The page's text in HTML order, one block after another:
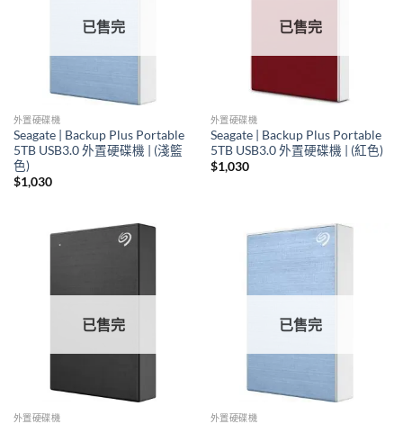
已售完
外置硬碟機
Seagate | Backup Plus Portable
5TB USB3.0 外置硬碟機 | (淺籃
色)
$1,030
已售完
外置硬碟機
Seagate | Backup Plus Portable
5TB USB3.0 外置硬碟機 | (紅色)
$1,030
已售完
外置硬碟機
已售完
外置硬碟機